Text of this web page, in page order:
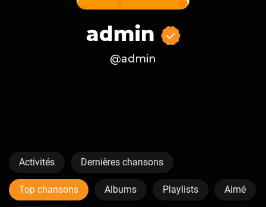
admin
@admin
Activités Dernières chansons
Top chansons Albums Playlists Aimé